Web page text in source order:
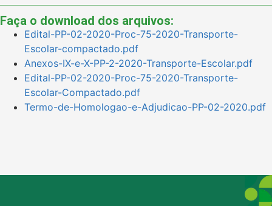
Faça o download dos arquivos:
Edital-PP-02-2020-Proc-75-2020-Transporte-
Escolar-compactado.pdf
Anexos-IX-e-X-PP-2-2020-Transporte-Escolar.pdf
Edital-PP-02-2020-Proc-75-2020-Transporte-
Escolar-Compactado.pdf
Termo-de-Homologao-e-Adjudicao-PP-02-2020.pdf